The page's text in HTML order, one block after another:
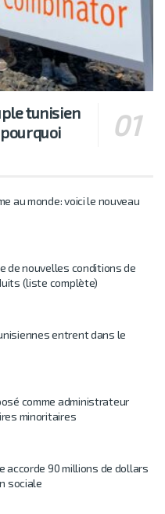
tunisien
au monde: voici le nouveau
de nouvelles conditions de
(liste complète)
entrent dans le
comme administrateur
minoritaires
accorde 90 millions de dollars
sociale